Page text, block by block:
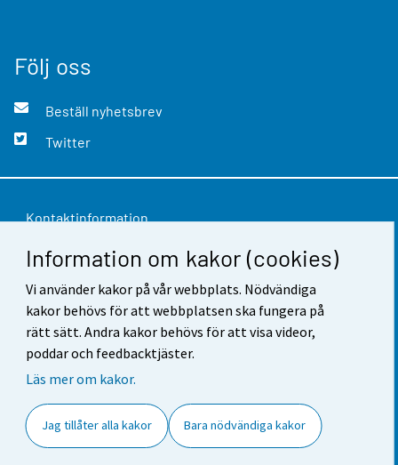
Information om kakor (cookies)
Vi använder kakor på vår webbplats. Nödvändiga
kakor behövs för att webbplatsen ska fungera på
rätt sätt. Andra kakor behövs för att visa videor,
poddar och feedbacktjäster.
Läs mer om kakor.
Jag tillåter alla kakor Bara nödvändiga kakor
Följ oss
Beställ nyhetsbrev
Twitter
Kontaktinformation
Respons
Användarvillkor
Dataskydd
Tillgänglighet
Cookie-inställningar